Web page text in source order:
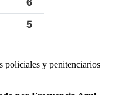
policiales y penitenciarios